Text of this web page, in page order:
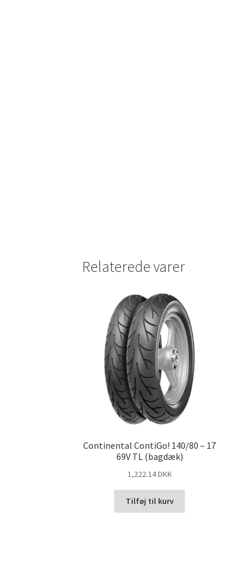
Relaterede varer
Continental ContiGo! 140/80 – 17
69V TL (bagdæk)
1,222.14 DKK
Tilføj til kurv